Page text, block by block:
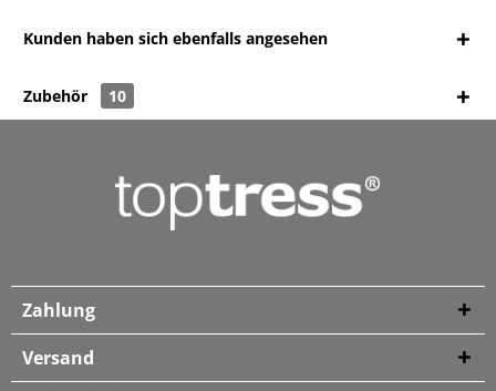
Kunden haben sich ebenfalls angesehen
Zubehör 10
Zahlung
Versand